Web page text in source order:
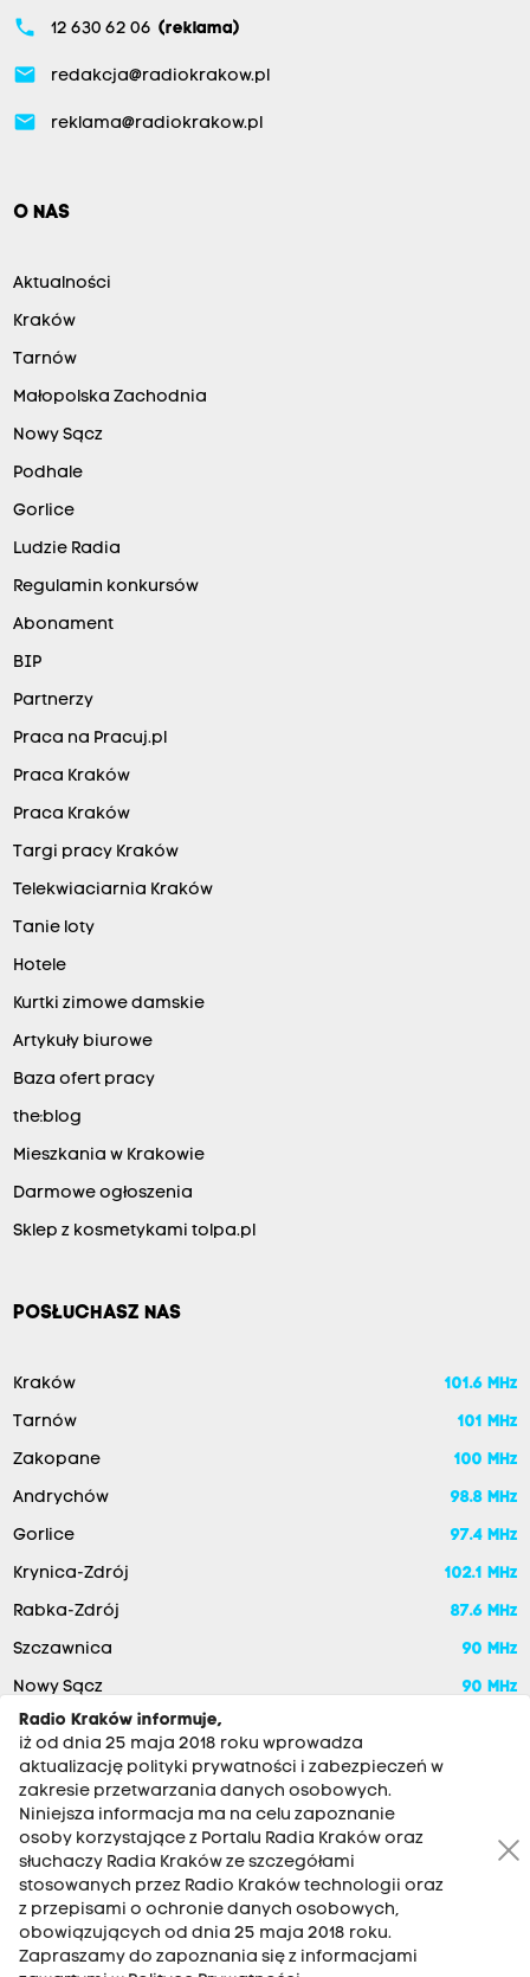
phone 12 630 62 06 (reklama)
email redakcja@radiokrakow.pl
email reklama@radiokrakow.pl
O NAS
Aktualności
Kraków
Tarnów
Małopolska Zachodnia
Nowy Sącz
Podhale
Gorlice
Ludzie Radia
Regulamin konkursów
Abonament
BIP
Partnerzy
Praca na Pracuj.pl
Praca Kraków
Praca Kraków
Targi pracy Kraków
Telekwiaciarnia Kraków
Tanie loty
Hotele
Kurtki zimowe damskie
Artykuły biurowe
Baza ofert pracy
the:blog
Mieszkania w Krakowie
Darmowe ogłoszenia
Sklep z kosmetykami tolpa.pl
POSŁUCHASZ NAS
Kraków 101.6 MHz
Tarnów 101 MHz
Zakopane 100 MHz
Andrychów 98.8 MHz
Gorlice 97.4 MHz
Krynica-Zdrój 102.1 MHz
Rabka-Zdrój 87.6 MHz
Szczawnica 90 MHz
Nowy Sącz 90 MHz
RADIO KRAKÓW SA. Aleja Juliusza Słowackiego 22, 30-007
Kraków
Antena: 12 200 33 33
Radio Kraków informuje,
iż od dnia 25 maja 2018 roku wprowadza
aktualizację polityki prywatności i zabezpieczeń w
zakresie przetwarzania danych osobowych.
Niniejsza informacja ma na celu zapoznanie
osoby korzystające z Portalu Radia Kraków oraz
słuchaczy Radia Kraków ze szczegółami
stosowanych przez Radio Kraków technologii oraz
z przepisami o ochronie danych osobowych,
obowiązujących od dnia 25 maja 2018 roku.
Zapraszamy do zapoznania się z informacjami